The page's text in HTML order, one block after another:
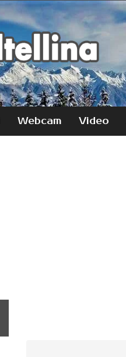
Webcam Video